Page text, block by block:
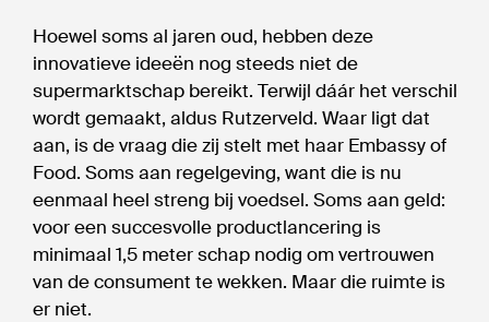
Hoewel soms al jaren oud, hebben deze
innovatieve ideeën nog steeds niet de
supermarktschap bereikt. Terwijl dáár het verschil
wordt gemaakt, aldus Rutzerveld. Waar ligt dat
aan, is de vraag die zij stelt met haar Embassy of
Food. Soms aan regelgeving, want die is nu
eenmaal heel streng bij voedsel. Soms aan geld:
voor een succesvolle productlancering is
minimaal 1,5 meter schap nodig om vertrouwen
van de consument te wekken. Maar die ruimte is
er niet.